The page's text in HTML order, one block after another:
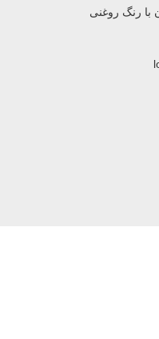
با رنگ روغنی